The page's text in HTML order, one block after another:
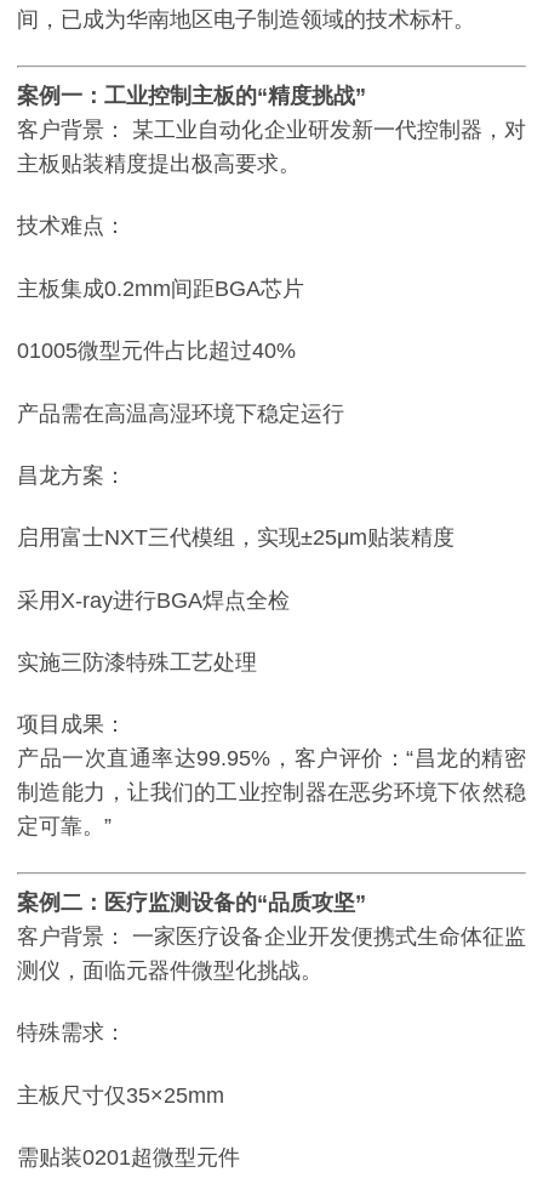
间，已成为华南地区电子制造领域的技术标杆。
案例一：工业控制主板的“精度挑战”
客户背景：
某工业自动化企业研发新一代控制器，对
主板贴装精度提出极高要求。
技术难点：
主板集成0.2mm间距BGA芯片
01005微型元件占比超过40%
产品需在高温高湿环境下稳定运行
昌龙方案：
启用富士NXT三代模组，实现±25μm贴装精度
采用X-ray进行BGA焊点全检
实施三防漆特殊工艺处理
项目成果：
产品一次直通率达99.95%，客户评价：“昌龙的精密
制造能力，让我们的工业控制器在恶劣环境下依然稳
定可靠。”
案例二：医疗监测设备的“品质攻坚”
客户背景：
一家医疗设备企业开发便携式生命体征监
测仪，面临元器件微型化挑战。
特殊需求：
主板尺寸仅35×25mm
需贴装0201超微型元件